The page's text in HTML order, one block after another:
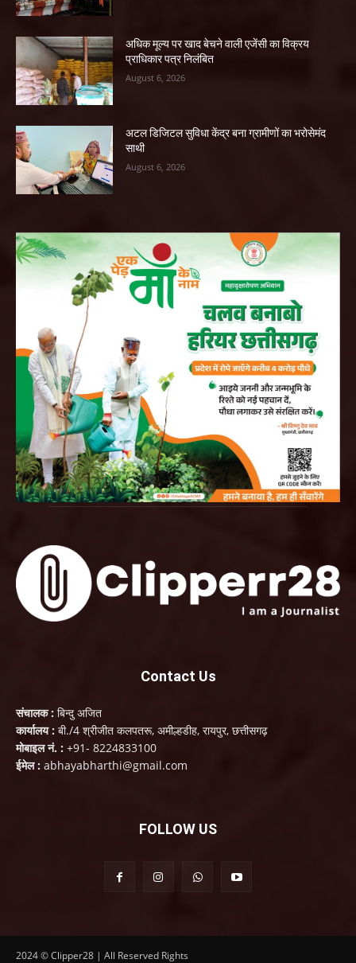
अधिक मूल्य पर खाद बेचने वाली एजेंसी का विक्रय
प्राधिकार पत्र निलंबित
August 6, 2026
अटल डिजिटल सुविधा केंद्र बना ग्रामीणों का भरोसेमंद
साथी
August 6, 2026
Contact Us
संचालक : बिन्दु अजित
कार्यालय : बी./4 श्रीजीत कलपतरू, अमील्हडीह, रायपुर, छत्तीसगढ़
मोबाइल नं. : +91- 8224833100
ईमेल : abhayabharthi@gmail.com
FOLLOW US
2024 © Clipper28 | All Reserved Rights